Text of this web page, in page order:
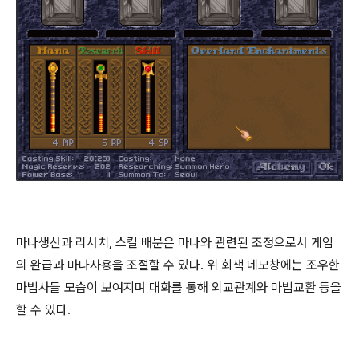
마나생산과 리서치, 스킬 배분은 마나와 관련된 조정으로서 게임
의 완급과 마나사용을 조절할 수 있다. 위 회색 네모창에는 조우한
마법사들 모습이 보여지며 대화를 통해 외교관계와 마법교환 등을
할 수 있다.